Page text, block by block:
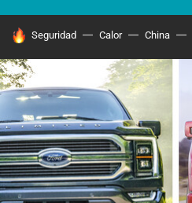
HOY SE HABLA DE
Seguridad Calor China